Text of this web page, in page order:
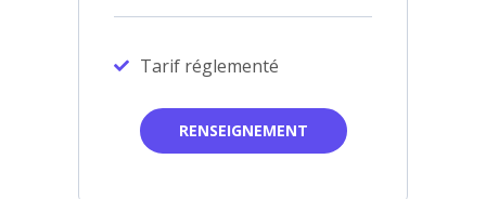
Tarif réglementé
RENSEIGNEMENT